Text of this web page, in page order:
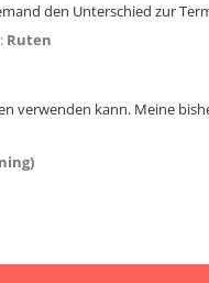
den Unterschied zur
Ruten
verwenden kann. Meine